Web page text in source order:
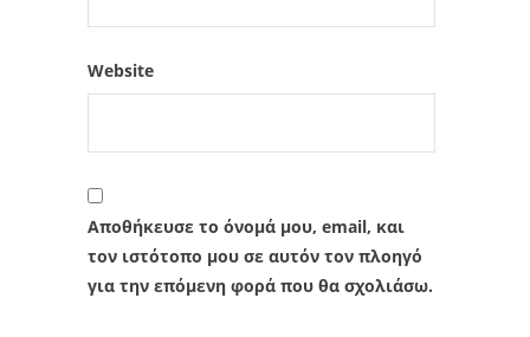
Website
Αποθήκευσε το όνομά μου, email, και
τον ιστότοπο μου σε αυτόν τον πλοηγό
για την επόμενη φορά που θα σχολιάσω.